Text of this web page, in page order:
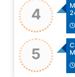
4
5